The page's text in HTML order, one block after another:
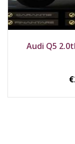
Audi Q5
€